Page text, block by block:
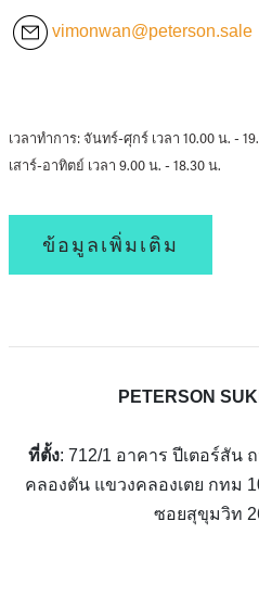
vimonwan@peterson.sale
เวลาทำการ: จันทร์-ศุกร์ เวลา 10.00 น. -
เสาร์-อาทิตย์ เวลา 9.00 น. - 18.30 น.
ข้อมูลเพิ่มเติม
PETERSON
ที่ตั้ง: 712/1 อาคาร ปีเตอร์สัน
คลองตัน แขวงคลองเตย กทม
ซอยสุขุมวิท